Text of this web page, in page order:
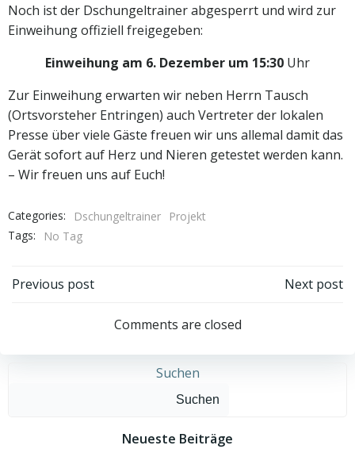
Noch ist der Dschungeltrainer abgesperrt und wird zur
Einweihung offiziell freigegeben:
Einweihung am 6. Dezember um 15:30 Uhr
Zur Einweihung erwarten wir neben Herrn Tausch
(Ortsvorsteher Entringen) auch Vertreter der lokalen
Presse über viele Gäste freuen wir uns allemal damit das
Gerät sofort auf Herz und Nieren getestet werden kann.
– Wir freuen uns auf Euch!
Categories: Dschungeltrainer
Projekt
Tags:
No Tag
Post
navigation
Previous post
navigation
Next post
Comments are closed
Suchen
Suchen
Neueste Beiträge